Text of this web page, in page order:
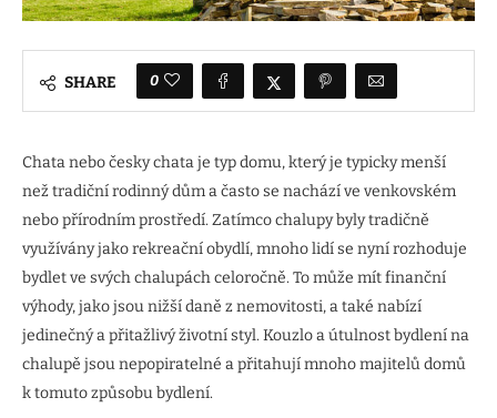
SHARE 0
Chata nebo česky chata je typ domu, který je typicky menší
než tradiční rodinný dům a často se nachází ve venkovském
nebo přírodním prostředí. Zatímco chalupy byly tradičně
využívány jako rekreační obydlí, mnoho lidí se nyní rozhoduje
bydlet ve svých chalupách celoročně. To může mít finanční
výhody, jako jsou nižší daně z nemovitosti, a také nabízí
jedinečný a přitažlivý životní styl. Kouzlo a útulnost bydlení na
chalupě jsou nepopiratelné a přitahují mnoho majitelů domů
k tomuto způsobu bydlení.